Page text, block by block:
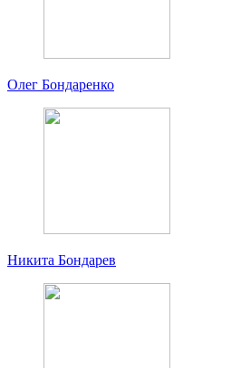
Олег Бондаренко
Никита Бондарев